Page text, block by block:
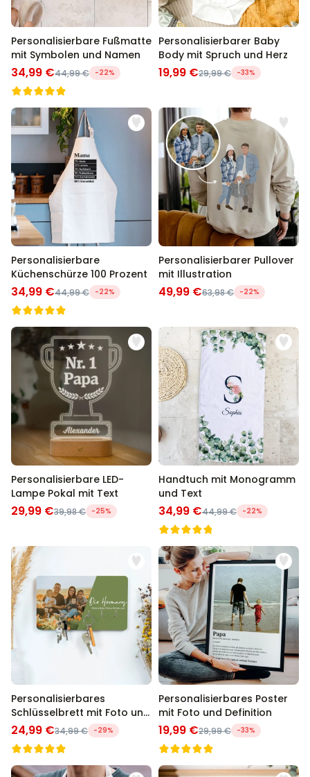
Personalisierbare Fußmatte
mit Symbolen und Namen
34,99 €44,99 € -22%
Personalisierbarer Baby
Body mit Spruch und Herz
19,99 €29,99 € -33%
Personalisierbare
Küchenschürze 100 Prozent
34,99 €44,99 € -22%
Personalisierbarer Pullover
mit Illustration
49,99 €63,98 € -22%
Personalisierbare LED-
Lampe Pokal mit Text
29,99 €39,98 € -25%
Handtuch mit Monogramm
und Text
34,99 €44,99 € -22%
Personalisierbares
Schlüsselbrett mit Foto und
Text
24,99 €34,99 € -29%
Personalisierbares Poster
mit Foto und Definition
19,99 €29,99 € -33%